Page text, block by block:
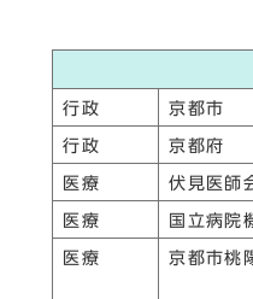
行政 京都市
行政 京都府
医療 伏見医師
医療 国立病院
医療 京都市桃